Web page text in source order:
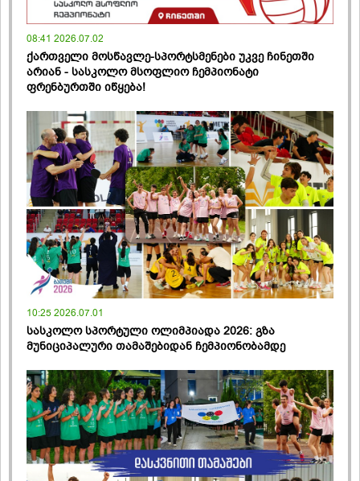
08:41 2026.07.02
ქართველი მოსწავლე-სპორტსმენები უკვე ჩინეთში
არიან - სასკოლო მსოფლიო ჩემპიონატი
ფრენბურთში იწყება!
10:25 2026.07.01
სასკოლო სპორტული ოლიმპიადა 2026: გზა
მუნიციპალური თამაშებიდან ჩემპიონობამდე